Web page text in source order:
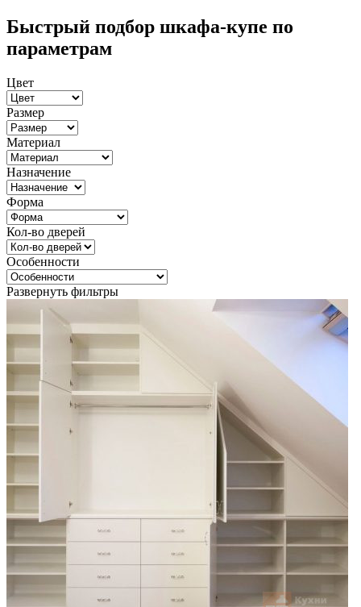
Быстрый подбор шкафа-купе по
параметрам
Цвет
Размер
Материал
Назначение
Форма
Кол-во дверей
Особенности
Развернуть фильтры